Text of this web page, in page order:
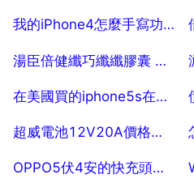
2025-07-29 我的iPhone4怎麼手寫功能沒了啊
2025-07-29 湯臣倍健纖巧纖纖膠囊 效果怎麼樣
2025-07-29 在美國買的iphone5s在國內可以用嗎？
2025-07-29 超威電池12V20A價格是多少
2025-07-29 OPPO5伏4安的快充頭給普通手機充電規格是5伏几安？